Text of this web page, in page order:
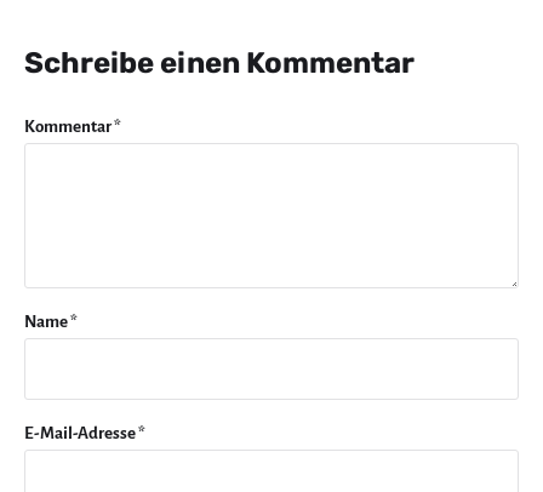
Schreibe einen Kommentar
Kommentar*
Name*
E-Mail-Adresse*